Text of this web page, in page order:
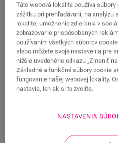
Kompatibilné s podlahovým
Vodoodolné
46,90EUR/m²
Odporúčaná maloobchodná cena (s
Nájdite predajcu
Chcete vidieť túto podlahu
okolí predajca Quick-Step.
Táto webová lokalita používa
zážitku pri prehľadávaní, na analýzu
lokalite, umožnenie zdieľania v
zobrazovanie prispôsobených
používaním všetkých súborov
alebo môžete svoje nastavenia pre
nižšie uvedeného odkazu „Zmeniť
Základné a funkčné súbory cookie
fungovanie našej webovej lokality.
nastavia, len ak si to zvolíte.
NASTAVENIA